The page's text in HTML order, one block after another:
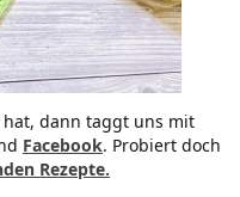
dann taggt uns mit
Facebook. Probiert doch
Rezepte.